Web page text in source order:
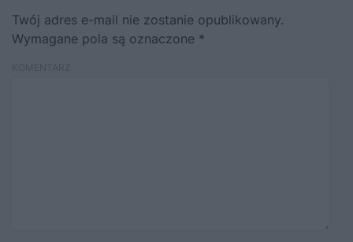
Twój adres e-mail nie zostanie opublikowany.
Wymagane pola są oznaczone *